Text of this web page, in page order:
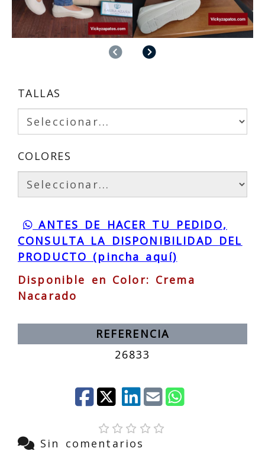
AnteriorSiguiente
TALLAS
COLORES
ANTES DE HACER TU PEDIDO,
CONSULTA LA DISPONIBILIDAD DEL
PRODUCTO (pincha aquí)
Disponible en Color: Crema
Nacarado
REFERENCIA
26833
Sin comentarios